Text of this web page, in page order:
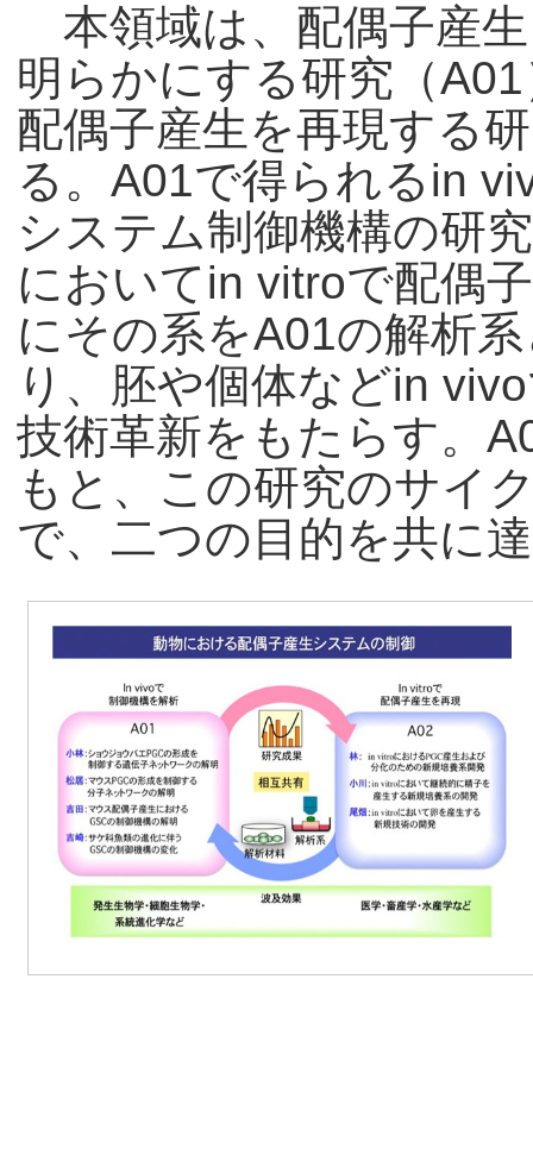
本領域は、配偶子産
明らかにする研究（
配偶子産生を再現する
る。A01で得られるin
システム制御機構の研
においてin vitroで配偶
にその系をA01の解析
り、胚や個体などin
技術革新をもたらす。
もと、この研究のサイ
で、二つの目的を共に